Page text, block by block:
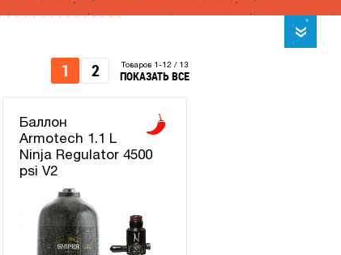
1 2 Товаров 1-12 / 13
ПОКАЗАТЬ ВСЕ
Баллон
Armotech 1.1 L
Ninja Regulator 4500
psi V2